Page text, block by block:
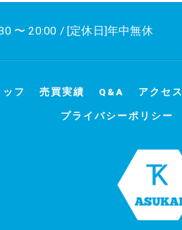
〜 20:00 / [定休日]年中無休
フ 売買実績 Q&A アクセス
プライバシーポリシー